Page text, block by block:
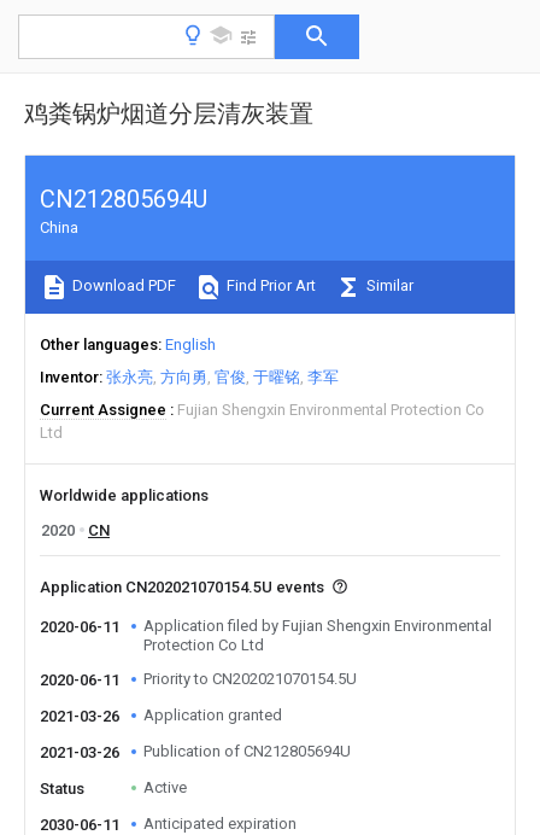
鸡粪锅炉烟道分层清灰装置
CN212805694U
China
Download PDF Find Prior Art Similar
Other languages English
Inventor 张永亮 方向勇 官俊 于曜铭 李军
Current Assignee
Fujian Shengxin Environmental Protection Co
Ltd
Worldwide applications
2020
CN
Application CN202021070154.5U events
2020-06-11
Application filed by Fujian Shengxin Environmental
Protection Co Ltd
2020-06-11
Priority to CN202021070154.5U
2021-03-26 Application granted
2021-03-26 Publication of CN212805694U
Status Active
2030-06-11 Anticipated expiration